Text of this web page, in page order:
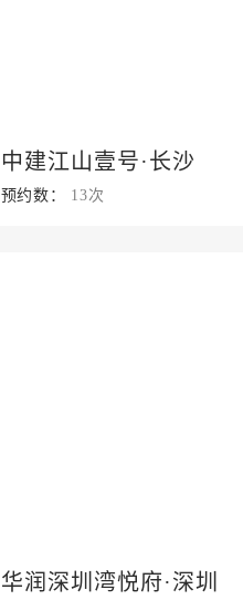
中建江山壹号·长沙
预约数： 13次
华润深圳湾悦府·深圳